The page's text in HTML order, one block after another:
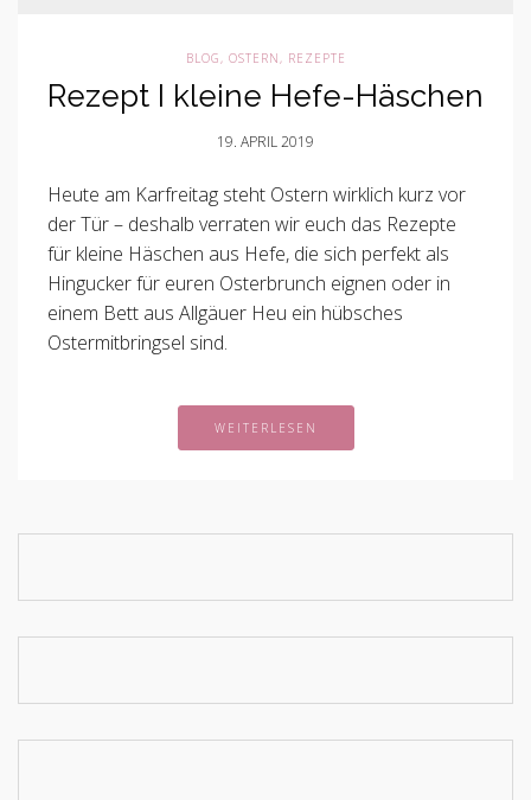
BLOG, OSTERN, REZEPTE
Rezept I kleine Hefe-Häschen
19. APRIL 2019
Heute am Karfreitag steht Ostern wirklich kurz vor
der Tür – deshalb verraten wir euch das Rezepte
für kleine Häschen aus Hefe, die sich perfekt als
Hingucker für euren Osterbrunch eignen oder in
einem Bett aus Allgäuer Heu ein hübsches
Ostermitbringsel sind.
WEITERLESEN